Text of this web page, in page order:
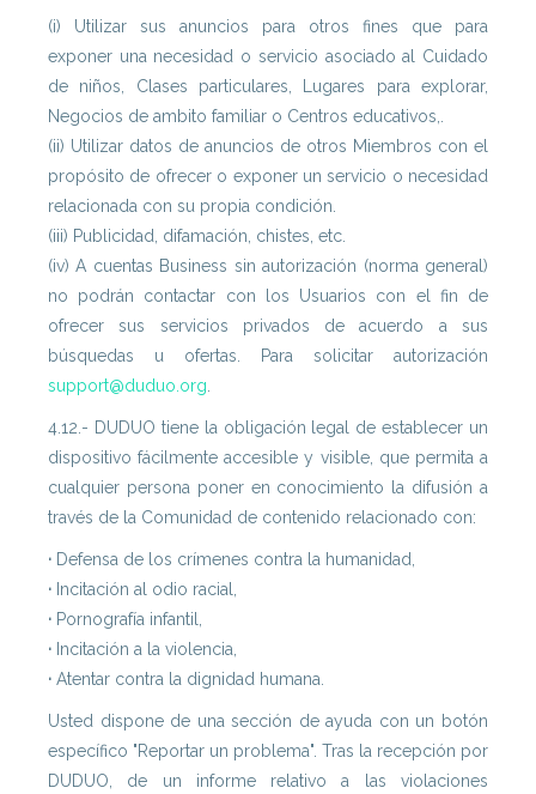
(i) Utilizar sus anuncios para otros fines que para
exponer una necesidad o servicio asociado al Cuidado
de niños, Clases particulares, Lugares para explorar,
Negocios de ambito familiar o Centros educativos,.
(ii) Utilizar datos de anuncios de otros Miembros con el
propósito de ofrecer o exponer un servicio o necesidad
relacionada con su propia condición.
(iii) Publicidad, difamación, chistes, etc.
(iv) A cuentas Business sin autorización (norma general)
no podrán contactar con los Usuarios con el fin de
ofrecer sus servicios privados de acuerdo a sus
búsquedas u ofertas. Para solicitar autorización
support@duduo.org
4.12.- DUDUO tiene la obligación legal de establecer un
dispositivo fácilmente accesible y visible, que permita a
cualquier persona poner en conocimiento la difusión a
través de la Comunidad de contenido relacionado con:
· Defensa de los crímenes contra la humanidad,
· Incitación al odio racial,
· Pornografía infantil,
· Incitación a la violencia,
· Atentar contra la dignidad humana.
Usted dispone de una sección de ayuda con un botón
específico "Reportar un problema". Tras la recepción por
DUDUO, de un informe relativo a las violaciones